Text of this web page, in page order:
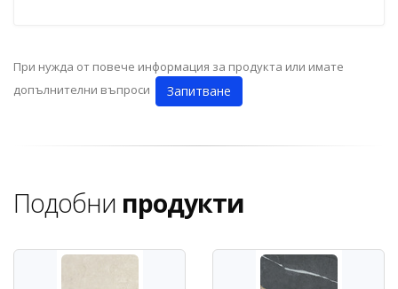
При нужда от повече информация за продукта или имате
допълнителни въпроси
Запитване
Подобни продукти